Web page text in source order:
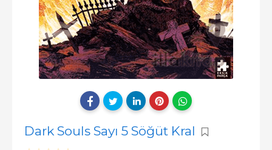
Dark Souls Sayı 5 Söğüt Kral